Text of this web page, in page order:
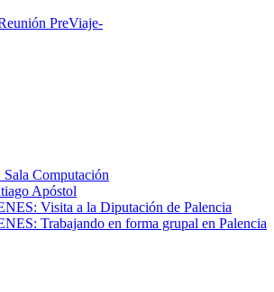
PreViaje-
Computación
Apóstol
Visita a la Diputación de Palencia
Trabajando en forma grupal en Palencia